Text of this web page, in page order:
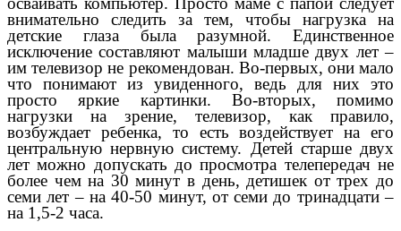
внимательно следить за тем, чтобы нагрузка на
детские глаза была разумной. Единственное
исключение составляют малыши младше двух лет –
им телевизор не рекомендован. Во-первых, они мало
что понимают из увиденного, ведь для них это
просто яркие картинки. Во-вторых, помимо
нагрузки на зрение, телевизор, как правило,
возбуждает ребенка, то есть воздействует на его
центральную нервную систему. Детей старше двух
лет можно допускать до просмотра телепередач не
более чем на 30 минут в день, детишек от трех до
семи лет – на 40-50 минут, от семи до тринадцати –
на 1,5-2 часа.